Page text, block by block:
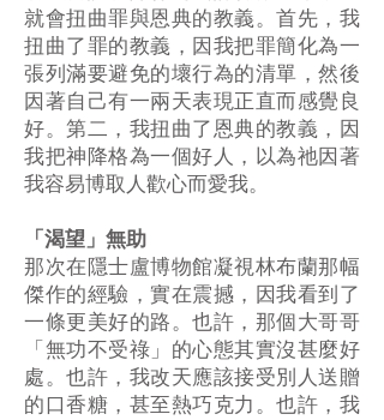
就會扭曲罪與恩典的教義。首先，我
扭曲了罪的教義，因我把罪簡化為一
張列滿要避免的壞行為的清單，然後
因著自己有一兩天表現正直而感覺良
好。第二，我扭曲了恩典的教義，因
我把神降格為一個好人，以為祂因著
我容易博取人歡心而愛我。
「渴望」無助
那次在隱士盧博物館凝視林布蘭那幅
傑作的經驗，實在震撼，因我看到了
一條更美好的路。也許，那個大哥哥
「無功不受祿」的心態其實沒甚麼好
處。也許，我改天應該接受別人送贈
的口香糖，甚至熱巧克力。也許，我